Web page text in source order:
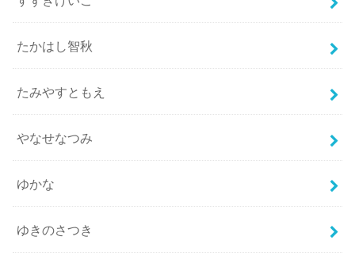
たかはし智秋
たみやすともえ
やなせなつみ
ゆかな
ゆきのさつき